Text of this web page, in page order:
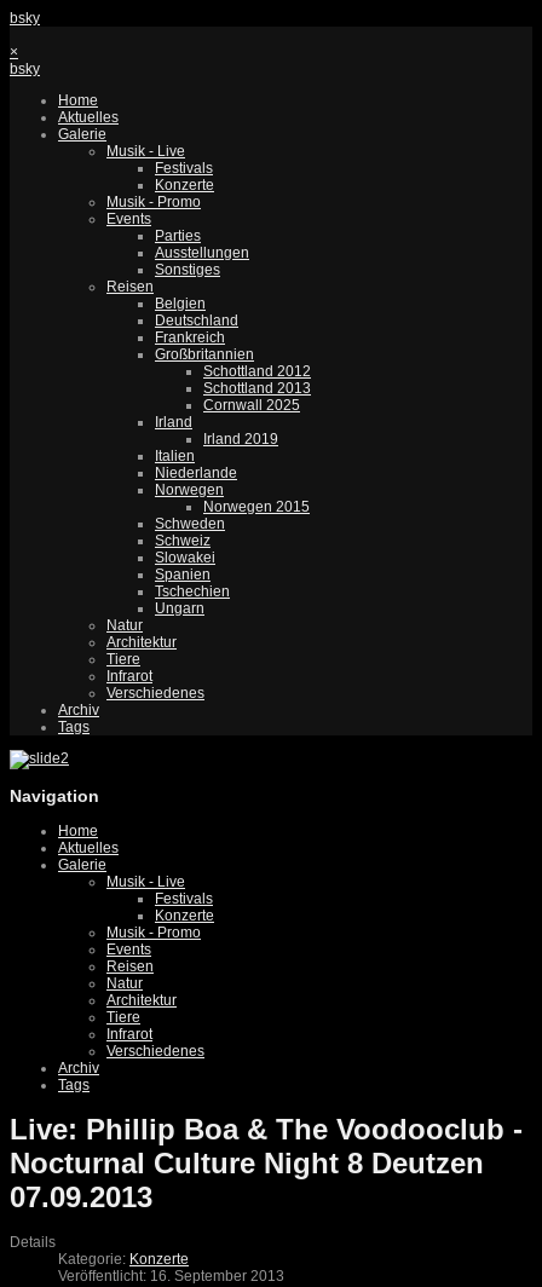
bsky
×
bsky
Home
Aktuelles
Galerie
Musik - Live
Festivals
Konzerte
Musik - Promo
Events
Parties
Ausstellungen
Sonstiges
Reisen
Belgien
Deutschland
Frankreich
Großbritannien
Schottland 2012
Schottland 2013
Cornwall 2025
Irland
Irland 2019
Italien
Niederlande
Norwegen
Norwegen 2015
Schweden
Schweiz
Slowakei
Spanien
Tschechien
Ungarn
Natur
Architektur
Tiere
Infrarot
Verschiedenes
Archiv
Tags
Navigation
Home
Aktuelles
Galerie
Musik - Live
Festivals
Konzerte
Musik - Promo
Events
Reisen
Natur
Architektur
Tiere
Infrarot
Verschiedenes
Archiv
Tags
Live: Phillip Boa & The Voodooclub -
Nocturnal Culture Night 8 Deutzen
07.09.2013
Details
Kategorie: Konzerte
Veröffentlicht: 16. September 2013